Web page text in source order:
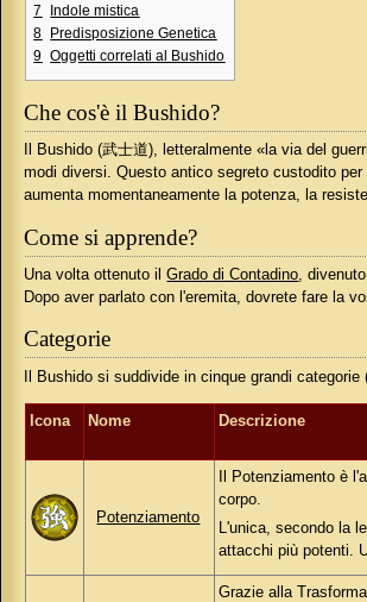
7
Indole mistica
8 Predisposizione Genetica
9 Oggetti correlati al Bushido
Che cos'è il Bushido?
Il Bushido (武士道), letteralmente «la via del
modi diversi. Questo antico segreto custodito
aumenta momentaneamente la potenza, la
Come si apprende?
Una volta ottenuto ilGrado di Contadino ,
Dopo aver parlato con l'eremita, dovrete fare la
Categorie
Il Bushido si suddivide in cinque grandi
Icona Nome Descrizione
Potenziamento
Il Potenziamento è
corpo.
L'unica, secondo la
attacchi più potenti.
Grazie alla